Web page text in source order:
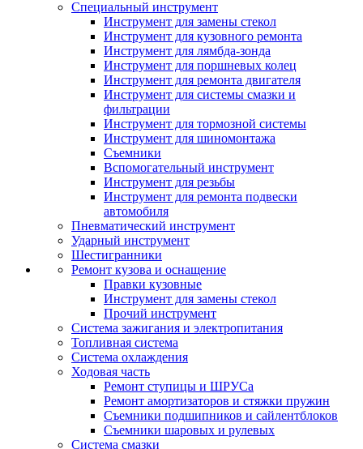
Специальный инструмент
Инструмент для замены стекол
Инструмент для кузовного ремонта
Инструмент для лямбда-зонда
Инструмент для поршневых колец
Инструмент для ремонта двигателя
Инструмент для системы смазки и
фильтрации
Инструмент для тормозной системы
Инструмент для шиномонтажа
Съемники
Вспомогательный инструмент
Инструмент для резьбы
Инструмент для ремонта подвески
автомобиля
Пневматический инструмент
Ударный инструмент
Шестигранники
Ремонт кузова и оснащение
Правки кузовные
Инструмент для замены стекол
Прочий инструмент
Система зажигания и электропитания
Топливная система
Система охлаждения
Ходовая часть
Ремонт ступицы и ШРУСа
Ремонт амортизаторов и стяжки пружин
Съемники подшипников и сайлентблоков
Съемники шаровых и рулевых
Система смазки